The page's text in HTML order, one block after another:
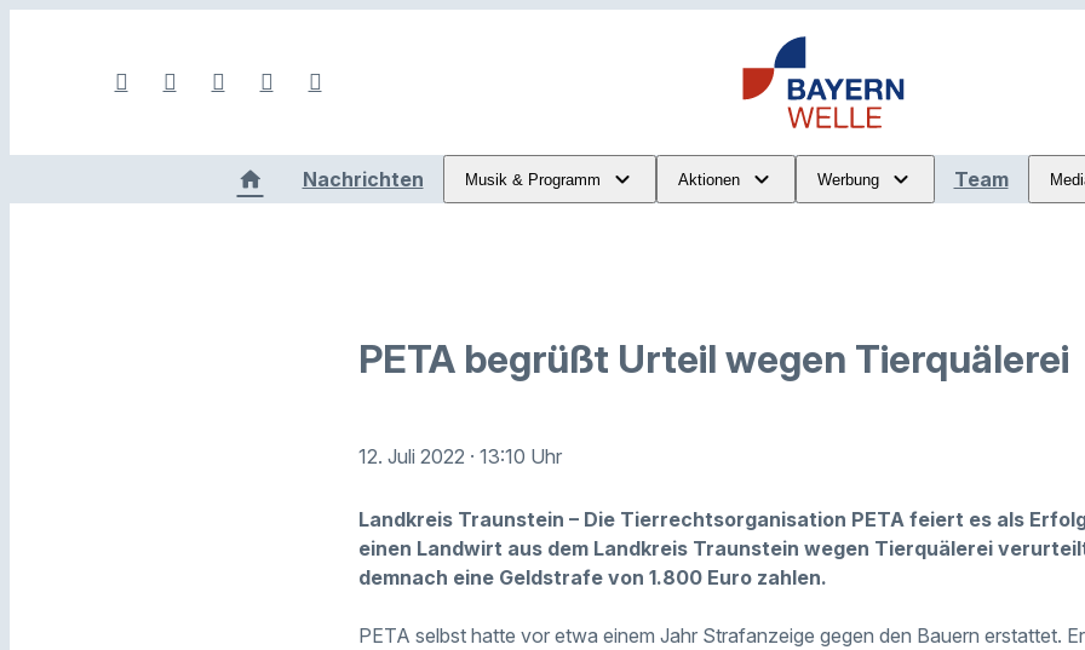
Nachrichten Musik & Programm Aktionen Werbung Team
PETA begrüßt Urteil wegen Tierquälerei
12. Juli 2022 · 13:10 Uhr
Landkreis Traunstein – Die Tierrechtsorganisation PETA feiert es als
einen Landwirt aus dem Landkreis Traunstein wegen Tierquälerei
demnach eine Geldstrafe von 1.800 Euro zahlen.
PETA selbst hatte vor etwa einem Jahr Strafanzeige gegen den Bauern erstattet.